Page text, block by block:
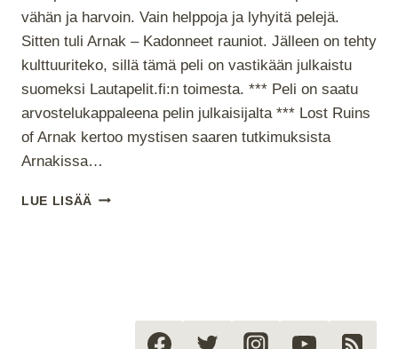
vähän ja harvoin. Vain helppoja ja lyhyitä pelejä.
Sitten tuli Arnak – Kadonneet rauniot. Jälleen on tehty
kulttuuriteko, sillä tämä peli on vastikään julkaistu
suomeksi Lautapelit.fi:n toimesta. *** Peli on saatu
arvostelukappaleena pelin julkaisijalta *** Lost Ruins
of Arnak kertoo mystisen saaren tutkimuksista
Arnakissa…
LUE LISÄÄ ARNAK